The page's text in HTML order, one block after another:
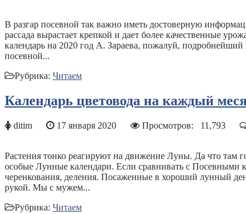
В разгар посевной так важно иметь достоверную
рассада вырастает крепкой и дает более качественные
календарь на 2020 год А. Зараева, пожалуй,
посевной...
Рубрика: Читаем
Календарь цветовода на каждый
ditim 17 января 2020 Просмотров: 11,793
Растения тонко реагируют на движение Луны. Да что там
особые Лунные календари. Если сравнивать с Посевными
черенкования, деления. Посаженные в хороший лунный
рукой. Мы с мужем...
Рубрика: Читаем